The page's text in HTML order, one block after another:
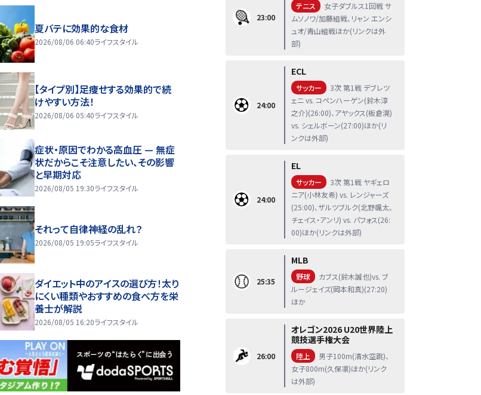
夏バテに効果的な食材
2026/08/06 06:40ライフスタイル
【タイプ別】足痩せする効果的で続
けやすい方法！
2026/08/06 05:40ライフスタイル
症状・原因でわかる高血圧 — 無症
状だからこそ注意したい、その影響
と早期対応
2026/08/05 19:30ライフスタイル
それって自律神経の乱れ？
2026/08/05 19:05ライフスタイル
ダイエット中のアイスの選び方！太り
にくい種類やおすすめの食べ方を栄
養士が解説
2026/08/05 16:20ライフスタイル
23:00
テニス
女子ダブルス1回戦 サ
ムソノワ/加藤組戦、リャン エンシ
ュオ/青山組戦ほか(リンクは外
部)
24:00
ECL
サッカー
3次 第1戦 デブレツ
ェニ vs. コペンハーゲン(鈴木淳
之介)(26:00)、アヤックス(板倉滉)
vs. シェルボーン(27:00)ほか(リ
ンクは外部)
24:00
EL
サッカー
3次 第1戦 ヤギェロ
ニア(小林友希) vs. レンジャーズ
(25:00)、ザルツブルク(北野颯太、
チェイス・アンリ) vs. パフォス(26:
00)ほか(リンクは外部)
25:35
MLB
野球
カブス(鈴木誠也)vs. ブ
ルージェイズ(岡本和真)(27:20)
ほか
26:00
オレゴン2026 U20世界陸上
競技選手権大会
陸上
男子100m(清水空跳)、
女子800m(久保凛)ほか(リンク
は外部)